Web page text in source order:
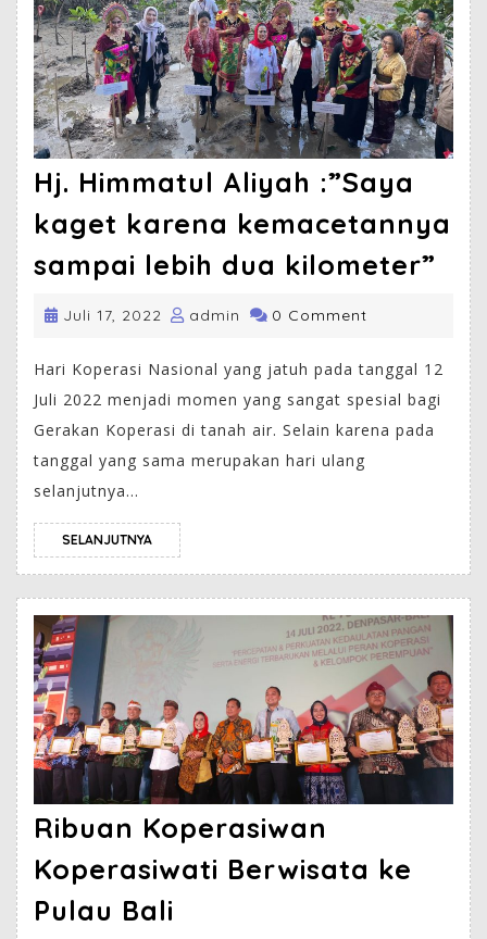
Hj. Himmatul Aliyah :”Saya
kaget karena kemacetannya
sampai lebih dua kilometer”
Juli 17, 2022 admin 0 Comment
Hari Koperasi Nasional yang jatuh pada tanggal 12
Juli 2022 menjadi momen yang sangat spesial bagi
Gerakan Koperasi di tanah air. Selain karena pada
tanggal yang sama merupakan hari ulang
selanjutnya...
SELANJUTNYA
Ribuan Koperasiwan
Koperasiwati Berwisata ke
Pulau Bali